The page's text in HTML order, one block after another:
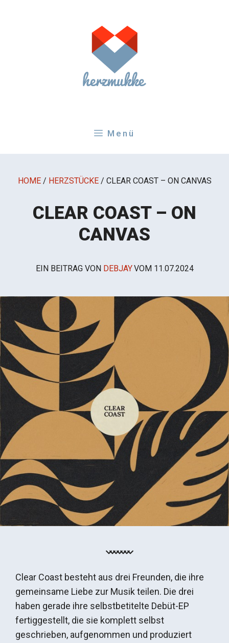
Menü
HOME / HERZSTÜCKE / CLEAR COAST – ON CANVAS
CLEAR COAST – ON
CANVAS
EIN BEITRAG VON DEBJAYVOM 11.07.2024
Clear Coast besteht aus drei Freunden, die ihre
gemeinsame Liebe zur Musik teilen. Die drei
haben gerade ihre selbstbetitelte Debüt-EP
fertiggestellt, die sie komplett selbst
geschrieben, aufgenommen und produziert